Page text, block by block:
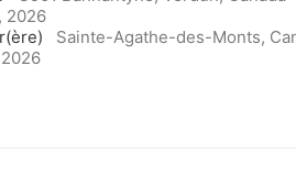
2026
Sainte-Agathe-des-Monts,